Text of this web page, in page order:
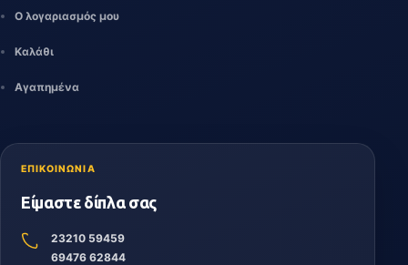
Ο λογαριασμός μου
Καλάθι
Αγαπημένα
ΕΠΙΚΟΙΝΩΝΙΑ
Είμαστε δίπλα σας
23210 59459
69476 62844